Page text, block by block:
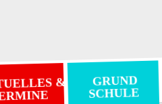
& GRUND
SCHULE